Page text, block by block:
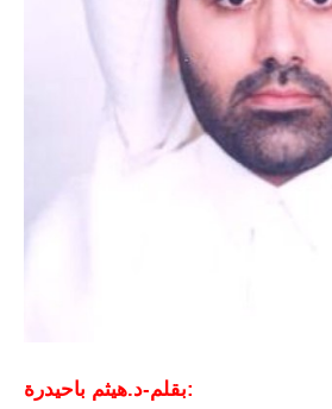
بقلم-د.هيثم باحيدرة: